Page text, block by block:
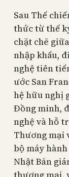
Sau Thế
thức từ thế
chặt chẽ
nhập khẩu,
nghệ tiên
ước San
hệ hữu nghị
Đồng minh,
nghệ và hỗ
Thương mại
bộ máy
Nhật Bản